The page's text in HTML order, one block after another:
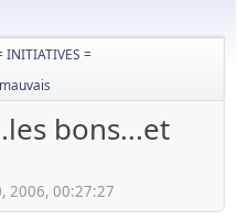
INITIATIVES =
bons...et
2006, 00:27:27